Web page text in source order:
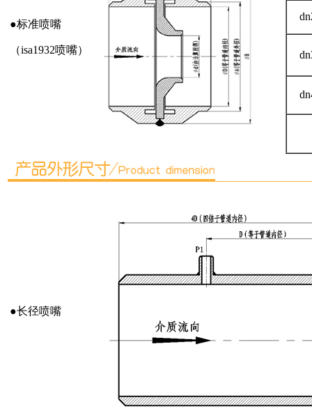
●标准喷嘴
（isa1932喷嘴）
●长径喷嘴